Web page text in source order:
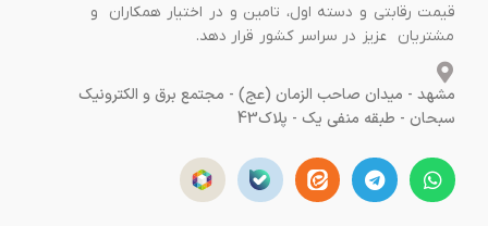
قیمت رقابتی و دسته اول، تامین و در اختیار همکاران و
مشتریان عزیز در سراسر کشور قرار دهد.
مشهد - میدان صاحب الزمان (عج) - مجتمع برق و الکترونیک
سبحان - طبقه منفی یک - پلاک43